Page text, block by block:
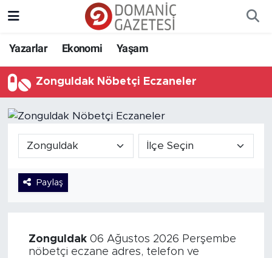
Yazarlar Ekonomi Yaşam
Zonguldak Nöbetçi Eczaneler
Paylaş
Zonguldak06 Ağustos 2026 Perşembe
nöbetçi eczane adres, telefon ve